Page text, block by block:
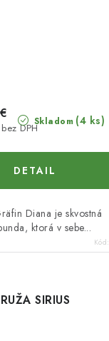
Skladom (4 ks)
DPH
DETAIL
Diana je skvostná
ktorá v sebe...
Kód:
RUŽA SIRIUS